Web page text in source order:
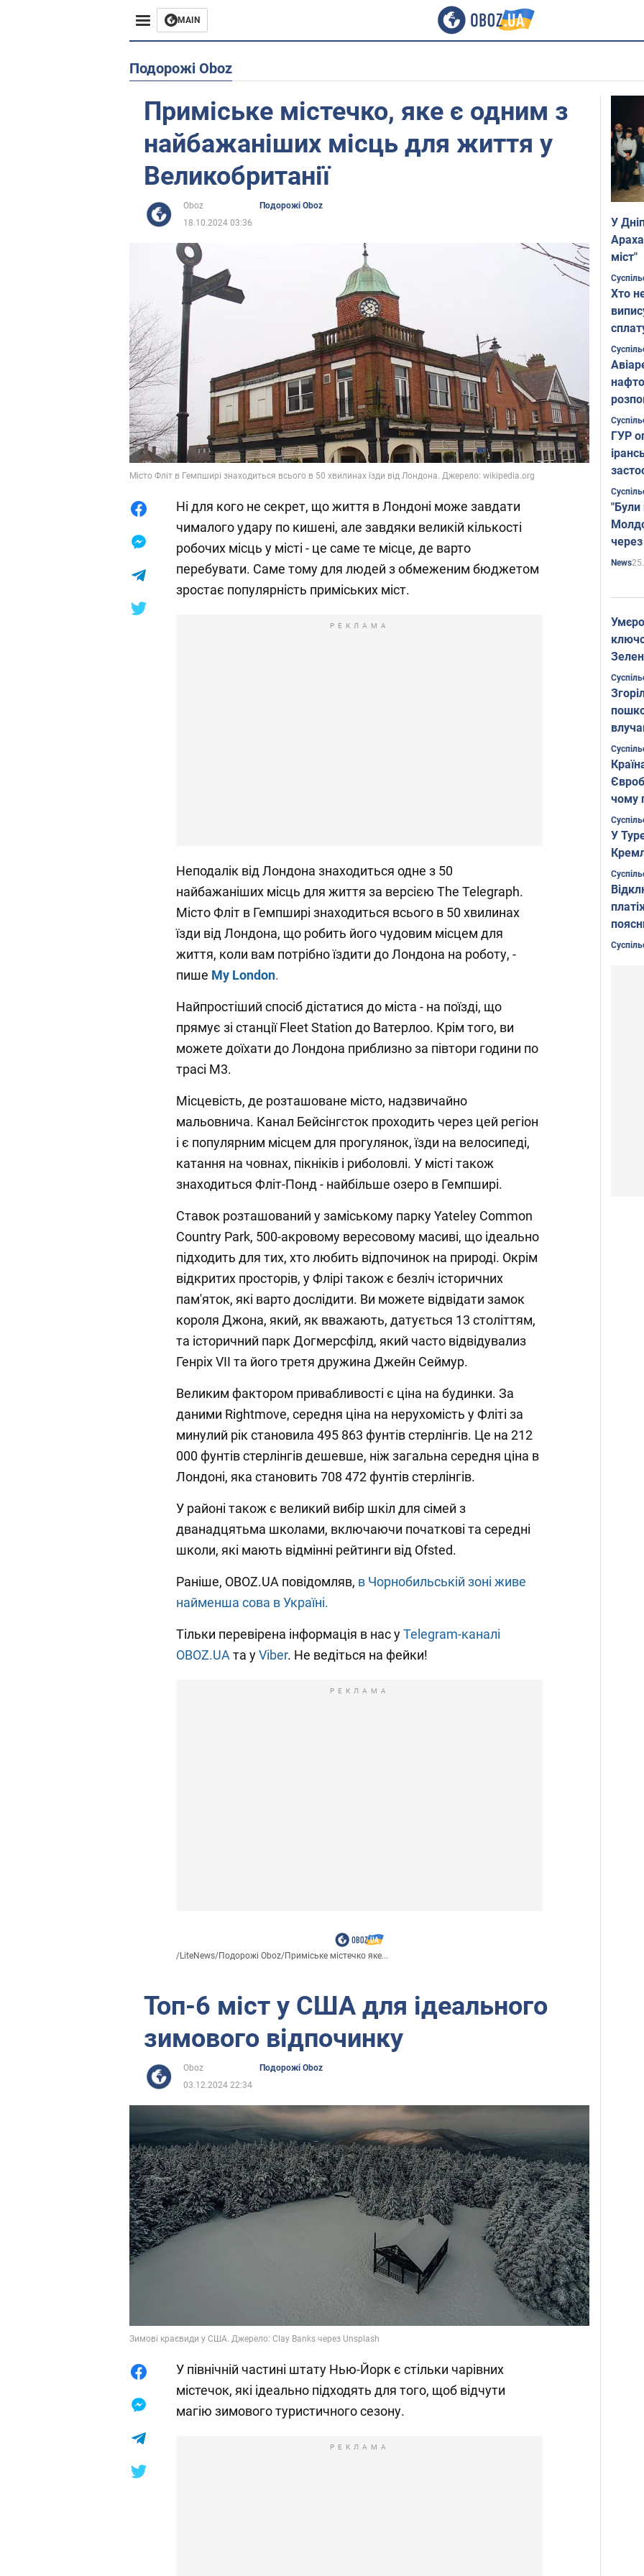
MAIN
Африка
Життя
Подорожі Oboz
Приміське містечко, яке є одним з
найбажаніших місць для життя у
Великобританії
Oboz
Подорожі Oboz
18.10.2024 03:36
Місто Фліт в Гемпширі знаходиться всього в 50 хвилинах їзди від Лондона. Джерело: wikipedia.org
Ні для кого не секрет, що життя в Лондоні може завдати
чималого удару по кишені, але завдяки великій кількості
робочих місць у місті - це саме те місце, де варто
перебувати. Саме тому для людей з обмеженим бюджетом
зростає популярність приміських міст.
РЕКЛАМА
Неподалік від Лондона знаходиться одне з 50
найбажаніших місць для життя за версією The Telegraph.
Місто Фліт в Гемпширі знаходиться всього в 50 хвилинах
їзди від Лондона, що робить його чудовим місцем для
життя, коли вам потрібно їздити до Лондона на роботу, -
пише My London.
Найпростіший спосіб дістатися до міста - на поїзді, що
прямує зі станції Fleet Station до Ватерлоо. Крім того, ви
можете доїхати до Лондона приблизно за півтори години по
трасі М3.
Місцевість, де розташоване місто, надзвичайно
мальовнича. Канал Бейсінгсток проходить через цей регіон
і є популярним місцем для прогулянок, їзди на велосипеді,
катання на човнах, пікніків і риболовлі. У місті також
знаходиться Фліт-Понд - найбільше озеро в Гемпширі.
Ставок розташований у заміському парку Yateley Common
Country Park, 500-акровому вересовому масиві, що ідеально
підходить для тих, хто любить відпочинок на природі. Окрім
відкритих просторів, у Флірі також є безліч історичних
пам'яток, які варто дослідити. Ви можете відвідати замок
короля Джона, який, як вважають, датується 13 століттям,
та історичний парк Догмерсфілд, який часто відвідувализ
Генріх VII та його третя дружина Джейн Сеймур.
Великим фактором привабливості є ціна на будинки. За
даними Rightmove, середня ціна на нерухомість у Фліті за
минулий рік становила 495 863 фунтів стерлінгів. Це на 212
000 фунтів стерлінгів дешевше, ніж загальна середня ціна в
Лондоні, яка становить 708 472 фунтів стерлінгів.
У районі також є великий вибір шкіл для сімей з
дванадцятьма школами, включаючи початкові та середні
школи, які мають відмінні рейтинги від Ofsted.
Раніше, OBOZ.UA повідомляв, в Чорнобильській зоні живе
найменша сова в Україні.
Тільки перевірена інформація в нас уTelegram-каналі
OBOZ.UAта уViber. Не ведіться на фейки!
РЕКЛАМА
/LiteNews/Подорожі Oboz/Приміське містечко яке...
Топ-6 міст у США для ідеального
зимового відпочинку
Oboz
Подорожі Oboz
03.12.2024 22:34
Зимові краєвиди у США. Джерело: Clay Banks через Unsplash
У північній частині штату Нью-Йорк є стільки чарівних
містечок, які ідеально підходять для того, щоб відчути
магію зимового туристичного сезону.
РЕКЛАМА
У
міст"
Хто
ГУР
"Були
News
Фото
чому
У